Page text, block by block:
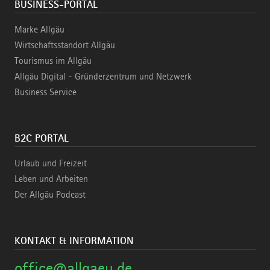
BUSINESS-PORTAL
Marke Allgäu
Wirtschaftsstandort Allgäu
Tourismus im Allgäu
Allgäu Digital - Gründerzentrum und Netzwerk
Business Service
B2C PORTAL
Urlaub und Freizeit
Leben und Arbeiten
Der Allgäu Podcast
KONTAKT & INFORMATION